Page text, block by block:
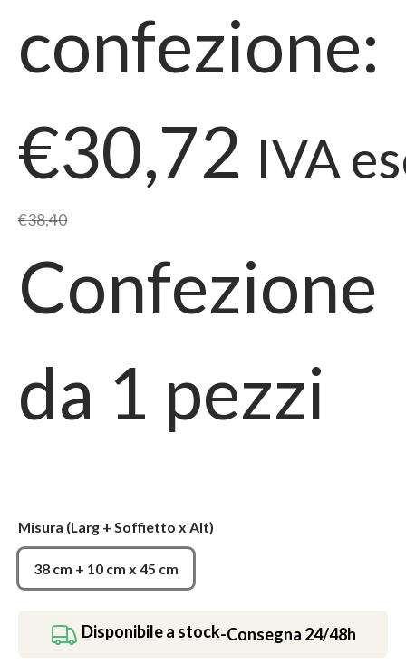
confezione:
€30,72 IVA
€38,40
Confezione
da 1 pezzi
Misura (Larg + Soffietto x Alt)
38 cm + 10 cm x 45 cm
Disponibile a stock-Consegna 24/48h